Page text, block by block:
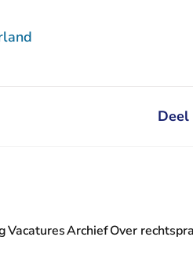
Rechtspraak.nl
Vacatures
- U verlaat Rechtspraak.nl
ArchiefOver